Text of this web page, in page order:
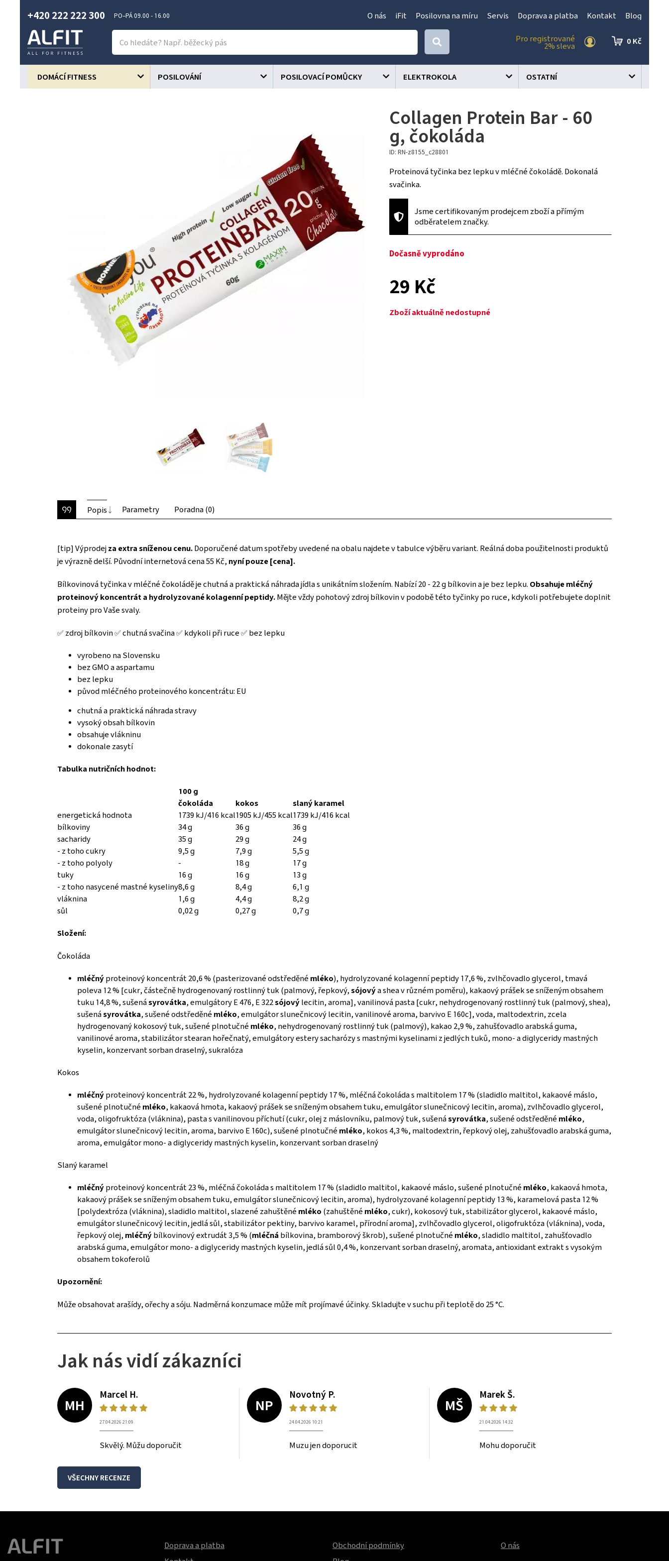
+420 222 222 300 PO–PÁ 09.00 - 16.00 O nás iFit Posilovna na míru Servis Doprava a platba Kontakt Blog
Pro registrované
2% sleva
0 Kč
DOMÁCÍ FITNESS POSILOVÁNÍ POSILOVACÍ POMŮCKY ELEKTROKOLA OSTATNÍ
Collagen Protein Bar - 60
g, čokoláda
ID: RN-z8155_c28801
Proteinová tyčinka bez lepku v mléčné čokoládě. Dokonalá
svačinka.
Jsme certifikovaným prodejcem zboží a přímým
odběratelem značky.
Dočasně vyprodáno
29 Kč
Zboží aktuálně nedostupné
Popis Parametry Poradna (0)
[tip] Výprodej za extra sníženou cenu. Doporučené datum spotřeby uvedené na obalu najdete v tabulce výběru variant. Reálná doba použitelnosti produktů
je výrazně delší. Původní internetová cena 55 Kč, nyní pouze [cena].
Bílkovinová tyčinka v mléčné čokoládě je chutná a praktická náhrada jídla s unikátním složením. Nabízí 20 - 22 g bílkovin a je bez lepku. Obsahuje mléčný
proteinový koncentrát a hydrolyzované kolagenní peptidy. Mějte vždy pohotový zdroj bílkovin v podobě této tyčinky po ruce, kdykoli potřebujete doplnit
proteiny pro Vaše svaly.
✅ zdroj bílkovin ✅ chutná svačina ✅ kdykoli při ruce ✅ bez lepku
vyrobeno na Slovensku
bez GMO a aspartamu
bez lepku
původ mléčného proteinového koncentrátu: EU
chutná a praktická náhrada stravy
vysoký obsah bílkovin
obsahuje vlákninu
dokonale zasytí
Tabulka nutričních hodnot:
100 g
čokoláda
kokos
slaný karamel
energetická hodnota
1739 kJ/416 kcal1905 kJ/455 kcal1739 kJ/416 kcal
bílkoviny
34 g 36 g
36 g
sacharidy
35 g 29 g
24 g
- z toho cukry
9,5 g 7,9 g
5,5 g
- z toho polyoly
- 18 g
17 g
tuky
16 g 16 g
13 g
- z toho nasycené mastné kyseliny8,6 g 8,4 g
6,1 g
vláknina
1,6 g 4,4 g
8,2 g
sůl
0,02 g 0,27 g 0,7 g
Složení:
Čokoláda
mléčný proteinový koncentrát 20,6 % (pasterizované odstředěné mléko), hydrolyzované kolagenní peptidy 17,6 %, zvlhčovadlo glycerol, tmavá
poleva 12 % [cukr, částečně hydrogenovaný rostlinný tuk (palmový, řepkový, sójovýa shea v různém poměru), kakaový prášek se sníženým obsahem
tuku 14,8 %, sušenásyrovátka, emulgátory E 476, E 322sójový lecitin, aroma], vanilinová pasta [cukr, nehydrogenovaný rostlinný tuk (palmový, shea),
sušenásyrovátka, sušené odstředěné mléko, emulgátor slunečnicový lecitin, vanilinové aroma, barvivo E 160c], voda, maltodextrin, zcela
hydrogenovaný kokosový tuk, sušené plnotučné mléko, nehydrogenovaný rostlinný tuk (palmový), kakao 2,9 %, zahušťovadlo arabská guma,
vanilinové aroma, stabilizátor stearan hořečnatý, emulgátory estery sacharózy s mastnými kyselinami z jedlých tuků, mono- a diglyceridy mastných
kyselin, konzervant sorban draselný, sukralóza
Kokos
mléčný proteinový koncentrát 22 %, hydrolyzované kolagenní peptidy 17 %, mléčná čokoláda s maltitolem 17 % (sladidlo maltitol, kakaové máslo,
sušené plnotučné mléko, kakaová hmota, kakaový prášek se sníženým obsahem tuku, emulgátor slunečnicový lecitin, aroma), zvlhčovadlo glycerol,
voda, oligofruktóza (vláknina), pasta s vanilinovou příchutí (cukr, olej z máslovníku, palmový tuk, sušenásyrovátka, sušené odstředěné mléko,
emulgátor slunečnicový lecitin, aroma, barvivo E 160c), sušené plnotučné mléko, kokos 4,3 %, maltodextrin, řepkový olej, zahušťovadlo arabská guma,
aroma, emulgátor mono- a diglyceridy mastných kyselin, konzervant sorban draselný
Slaný karamel
mléčný proteinový koncentrát 23 %, mléčná čokoláda s maltitolem 17 % (sladidlo maltitol, kakaové máslo, sušené plnotučné mléko, kakaová hmota,
kakaový prášek se sníženým obsahem tuku, emulgátor slunečnicový lecitin, aroma), hydrolyzované kolagenní peptidy 13 %, karamelová pasta 12 %
[polydextróza (vláknina), sladidlo maltitol, slazené zahuštěné mléko (zahuštěné mléko, cukr), kokosový tuk, stabilizátor glycerol, kakaové máslo,
emulgátor slunečnicový lecitin, jedlá sůl, stabilizátor pektiny, barvivo karamel, přírodní aroma], zvlhčovadlo glycerol, oligofruktóza (vláknina), voda,
řepkový olej, mléčný bílkovinový extrudát 3,5 % (mléčná bílkovina, bramborový škrob), sušené plnotučné mléko, sladidlo maltitol, zahušťovadlo
arabská guma, emulgátor mono- a diglyceridy mastných kyselin, jedlá sůl 0,4 %, konzervant sorban draselný, aromata, antioxidant extrakt s vysokým
obsahem tokoferolů
Upozornění:
Může obsahovat arašídy, ořechy a sóju. Nadměrná konzumace může mít projímavé účinky. Skladujte v suchu při teplotě do 25 °C.
Jak nás vidí zákazníci
MH
Marcel H.
27.04.2026 21:09
Skvělý. Můžu doporučit
NP
Novotný P.
24.04.2026 10:21
Muzu jen doporucit
MŠ
Marek Š.
21.04.2026 14:32
Mohu doporučit
VŠECHNY RECENZE
Doprava a platba
Obchodní podmínky
O nás